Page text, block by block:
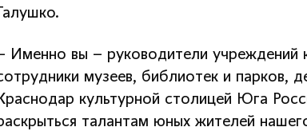
Именно вы – руководители учреждений
музеев, библиотек и парков,
культурной столицей Юга
талантам юных жителей